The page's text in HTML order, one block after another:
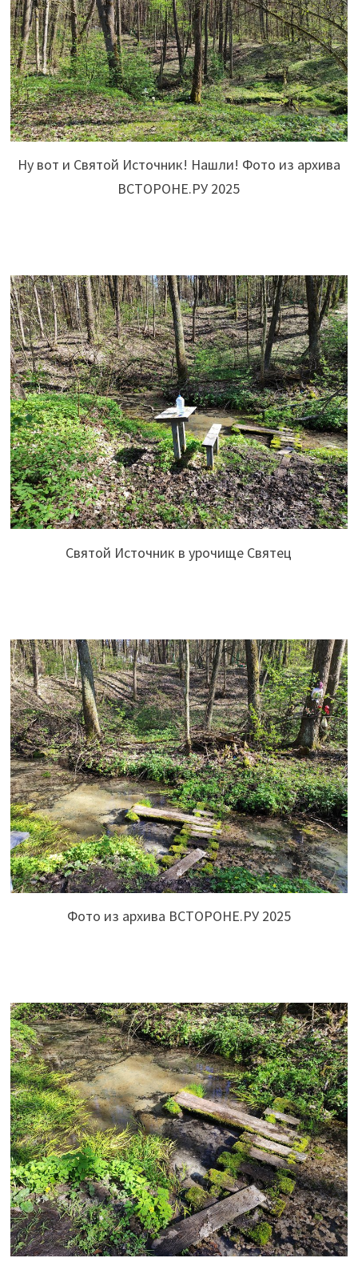
Ну вот и Святой Источник! Нашли! Фото из архива
ВСТОРОНЕ.РУ 2025
Святой Источник в урочище Святец
Фото из архива ВСТОРОНЕ.РУ 2025